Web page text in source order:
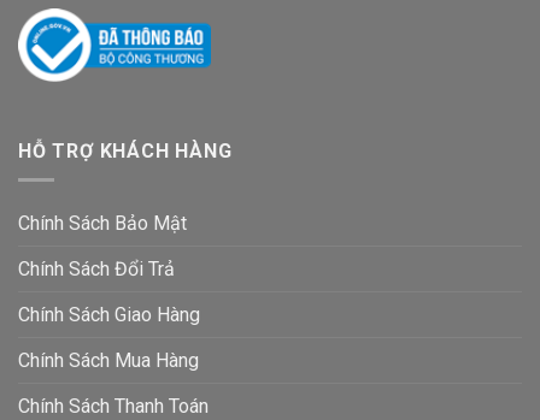
HỖ TRỢ KHÁCH HÀNG
Chính Sách Bảo Mật
Chính Sách Đổi Trả
Chính Sách Giao Hàng
Chính Sách Mua Hàng
Chính Sách Thanh Toán